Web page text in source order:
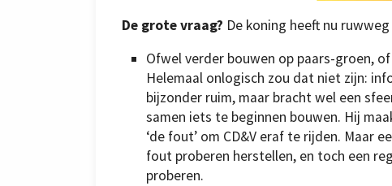
De grote vraag? De koning heeft nu
Ofwel verder bouwen op paars-groen,
Helemaal onlogisch zou dat niet zijn:
bijzonder ruim, maar bracht wel een
samen iets te beginnen bouwen. Hij
‘de fout’ om CD&V eraf te rijden. Maar
fout proberen herstellen, en toch een
proberen.